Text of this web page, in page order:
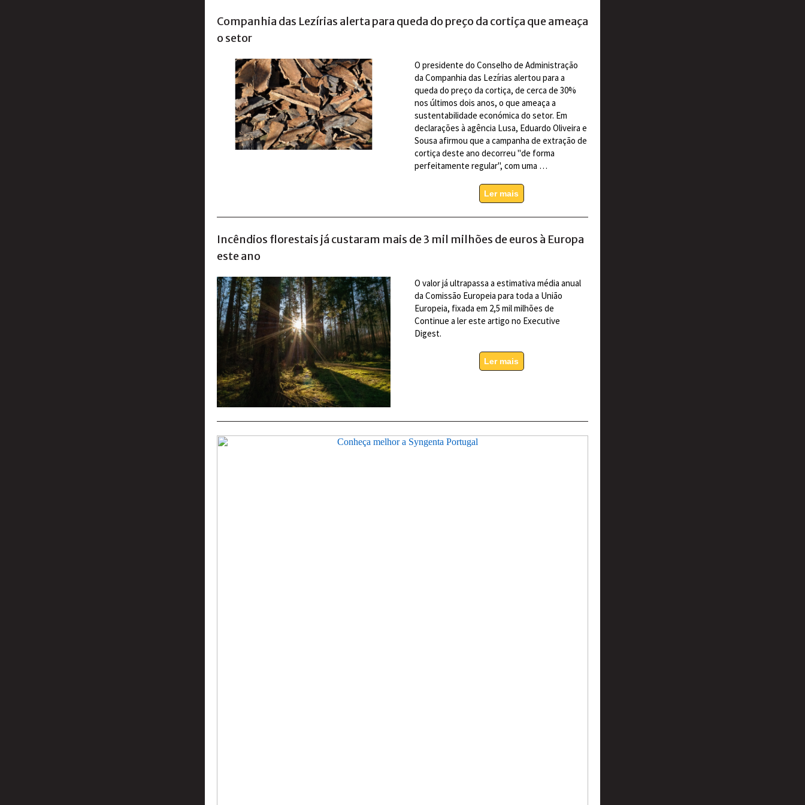
Companhia das Lezírias alerta para queda do preço da cortiça que ameaça
o setor
O presidente do Conselho de Administração
da Companhia das Lezírias alertou para a
queda do preço da cortiça, de cerca de 30%
nos últimos dois anos, o que ameaça a
sustentabilidade económica do setor. Em
declarações à agência Lusa, Eduardo Oliveira e
Sousa afirmou que a campanha de extração de
cortiça deste ano decorreu "de forma
perfeitamente regular", com uma …
Ler mais
Incêndios florestais já custaram mais de 3 mil milhões de euros à Europa
este ano
O valor já ultrapassa a estimativa média anual
da Comissão Europeia para toda a União
Europeia, fixada em 2,5 mil milhões de
Continue a ler este artigo no Executive
Digest.
Ler mais